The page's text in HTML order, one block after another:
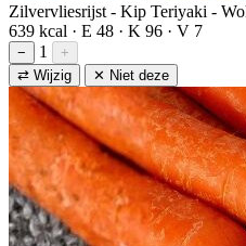
Zilvervliesrijst - Kip Teriyaki -
639 kcal · E 48 · K 96 · V 7
− 1
+
⇄ Wijzig
✕ Niet deze